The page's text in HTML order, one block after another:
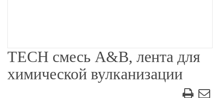
TECH смесь A&B, лента для
химической вулканизации